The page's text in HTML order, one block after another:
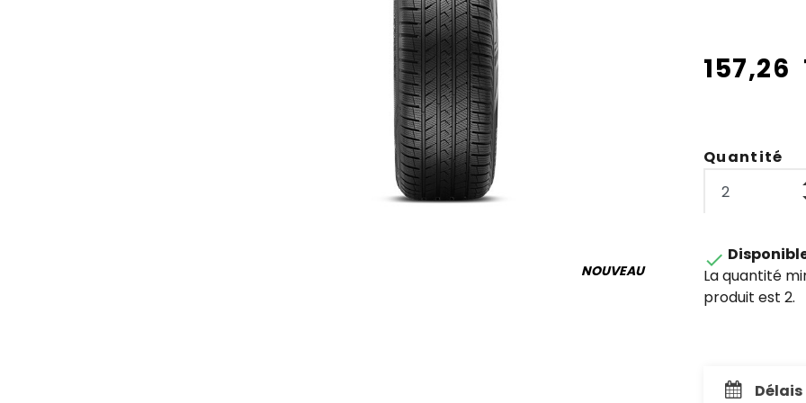
NOUVEAU
157,26
Quantité

La quantité
produit est 2.